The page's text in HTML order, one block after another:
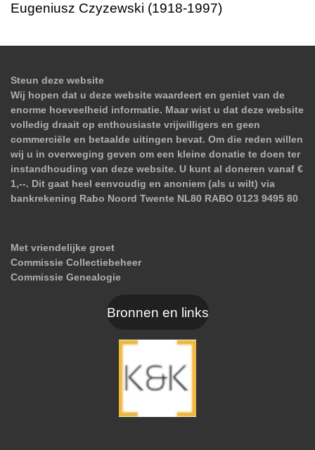
Eugeniusz Czyzewski (1918-1997)
Steun deze website
Wij hopen dat u deze website waardeert en geniet van de
enorme hoeveelheid informatie. Maar wist u dat deze website
volledig draait op enthousiaste vrijwilligers en geen
commerciële en betaalde uitingen bevat. Om die reden willen
wij u in overweging geven om een kleine donatie te doen ter
instandhouding van deze website. U kunt al doneren vanaf €
1,--. Dit gaat heel eenvoudig en anoniem (als u wilt) via
bankrekening Rabo Noord Twente NL80 RABO 0123 9495 80
Met vriendelijke groet
Commissie Collectiebeheer
Commissie Genealogie
Bronnen en links